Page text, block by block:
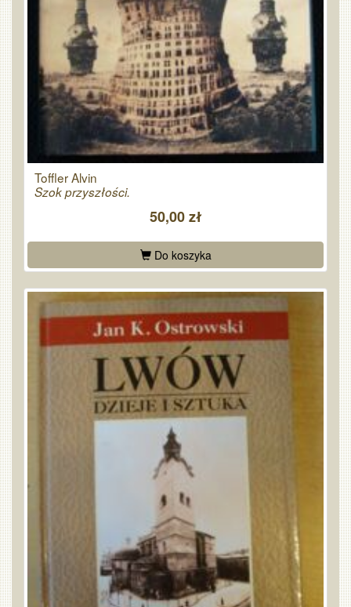
Toffler Alvin
Szok przyszłości.
50,00 zł
Do koszyka